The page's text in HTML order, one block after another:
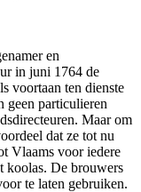
en
in juni 1764 de
voortaan ten dienste
geen particulieren
Maar om
dat ze tot nu
Vlaams voor iedere
koolas. De brouwers
te laten gebruiken.